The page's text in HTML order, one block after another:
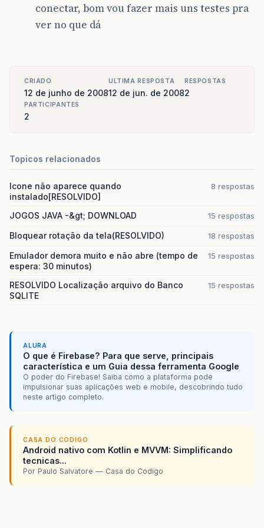
conectar, bom vou fazer mais uns testes pra
ver no que dá
CRIADO
12 de junho de 2008
ULTIMA RESPOSTA
12 de jun. de 2008
RESPOSTAS
2
PARTICIPANTES
2
Topicos relacionados
Icone não aparece quando
instalado[RESOLVIDO]
8 respostas
JOGOS JAVA -&gt; DOWNLOAD 15 respostas
Bloquear rotação da tela(RESOLVIDO) 18 respostas
Emulador demora muito e não abre (tempo de
espera: 30 minutos)
15 respostas
RESOLVIDO Localização arquivo do Banco
SQLITE
15 respostas
ALURA
O que é Firebase? Para que serve, principais
característica e um Guia dessa ferramenta Google
O poder do Firebase! Saiba como a plataforma pode
impulsionar suas aplicações web e mobile, descobrindo tudo
neste artigo completo.
CASA DO CODIGO
Android nativo com Kotlin e MVVM: Simplificando
tecnicas...
Por Paulo Salvatore — Casa do Codigo